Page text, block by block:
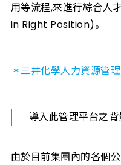
用等流程,來進行綜合人
in Right Position)。
＊三井化學人力資源管理
導入此管理平台之背
由於目前集團內的各個